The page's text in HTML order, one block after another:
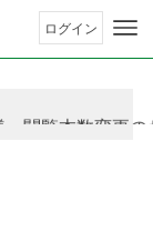
ログイン
閲覧本数変更
閲覧本数変更